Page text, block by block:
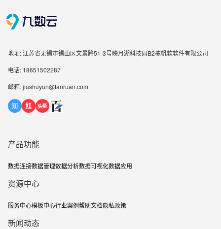
地址: 江苏省无锡市锡山区文景路51-3号映月湖科技园B2栋帆软软件有限公司
电话: 18651502287
邮箱: jiushuyun@fanruan.com
产品功能
数据连接数据管理数据分析数据可视化数据应用
资源中心
服务中心模板中心行业案例帮助文档隐私政策
新闻动态